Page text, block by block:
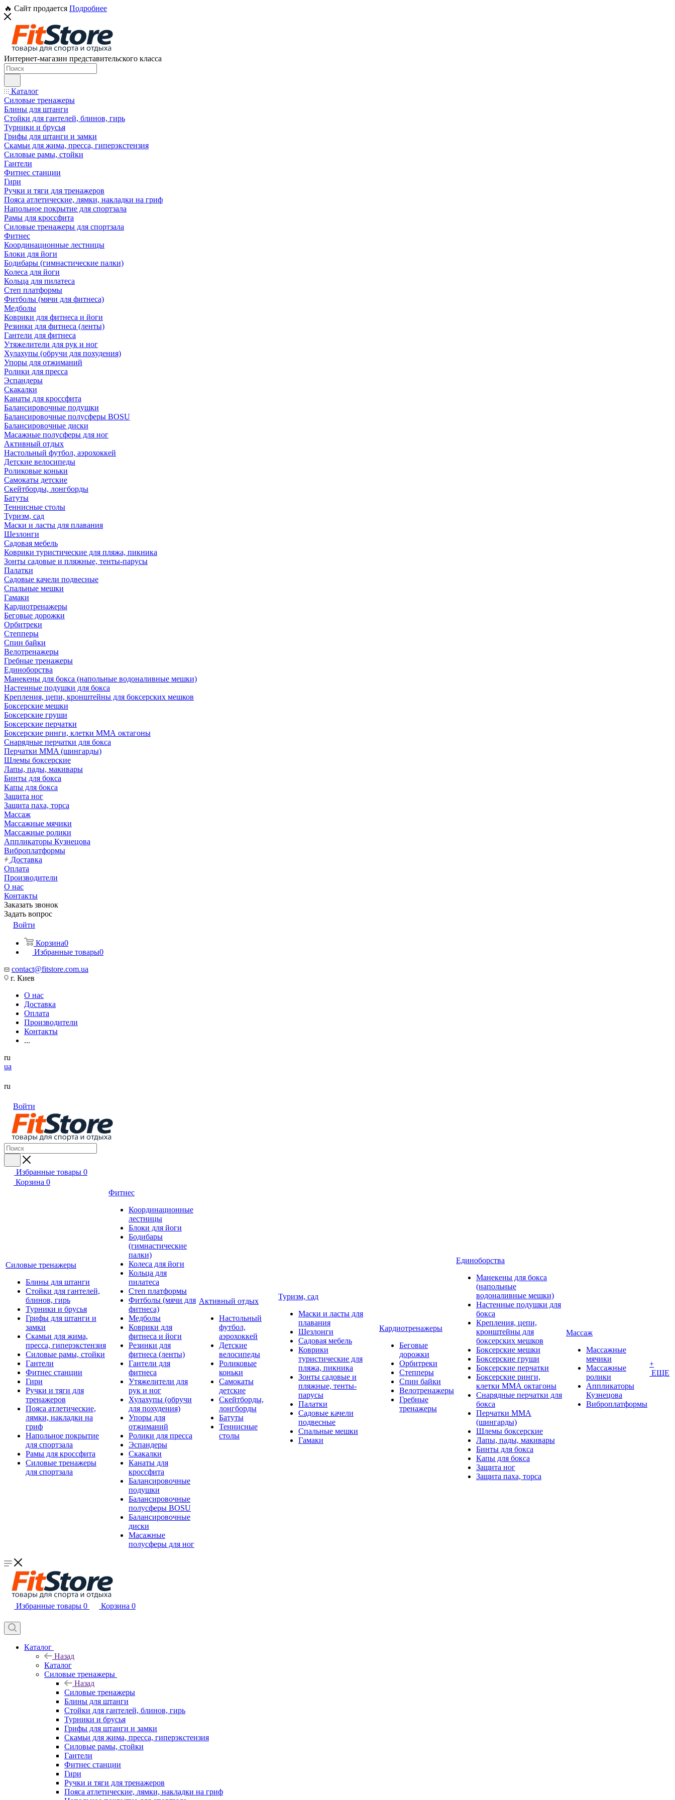
🔥 Сайт продается Подробнее
Интернет-магазин представительского класса
Каталог
Силовые тренажеры
Блины для штанги
Стойки для гантелей, блинов, гирь
Турники и брусья
Грифы для штанги и замки
Скамьи для жима, пресса, гиперэкстензия
Силовые рамы, стойки
Гантели
Фитнес станции
Гири
Ручки и тяги для тренажеров
Пояса атлетические, лямки, накладки на гриф
Напольное покрытие для спортзала
Рамы для кроссфита
Силовые тренажеры для спортзала
Фитнес
Координационные лестницы
Блоки для йоги
Бодибары (гимнастические палки)
Колеса для йоги
Кольца для пилатеса
Степ платформы
Фитболы (мячи для фитнеса)
Медболы
Коврики для фитнеса и йоги
Резинки для фитнеса (ленты)
Гантели для фитнеса
Утяжелители для рук и ног
Хулахупы (обручи для похудения)
Упоры для отжиманий
Ролики для пресса
Эспандеры
Скакалки
Канаты для кроссфита
Балансировочные подушки
Балансировочные полусферы BOSU
Балансировочные диски
Масажные полусферы для ног
Активный отдых
Настольный футбол, аэрохоккей
Детские велосипеды
Роликовые коньки
Самокаты детские
Скейтборды, лонгборды
Батуты
Теннисные столы
Туризм, сад
Маски и ласты для плавания
Шезлонги
Садовая мебель
Коврики туристические для пляжа, пикника
Зонты садовые и пляжные, тенты-парусы
Палатки
Садовые качели подвесные
Спальные мешки
Гамаки
Кардиотренажеры
Беговые дорожки
Орбитреки
Степперы
Спин байки
Велотренажеры
Гребные тренажеры
Единоборства
Манекены для бокса (напольные водоналивные мешки)
Настенные подушки для бокса
Крепления, цепи, кронштейны для боксерских мешков
Боксерские мешки
Боксерские груши
Боксерские перчатки
Боксерские ринги, клетки ММА октагоны
Снарядные перчатки для бокса
Перчатки MMA (шингарды)
Шлемы боксерские
Лапы, пады, макивары
Бинты для бокса
Капы для бокса
Защита ног
Защита паха, торса
Массаж
Массажные мячики
Массажные ролики
Аппликаторы Кузнецова
Виброплатформы
Доставка
Оплата
Производители
О нас
Контакты
Заказать звонок
Задать вопрос
Войти
Корзина0
Избранные товары0
contact@fitstore.com.ua
г. Киев
О нас
Доставка
Оплата
Производители
Контакты
...
ru
ua
ru
Войти
Избранные товары 0
Корзина 0
Силовые тренажеры
Блины для штанги
Стойки для гантелей,
блинов, гирь
Турники и брусья
Грифы для штанги и
замки
Скамьи для жима,
пресса, гиперэкстензия
Силовые рамы, стойки
Гантели
Фитнес станции
Гири
Ручки и тяги для
тренажеров
Пояса атлетические,
лямки, накладки на
гриф
Напольное покрытие
для спортзала
Рамы для кроссфита
Силовые тренажеры
для спортзала
Фитнес
Координационные
лестницы
Блоки для йоги
Бодибары
(гимнастические
палки)
Колеса для йоги
Кольца для
пилатеса
Степ платформы
Фитболы (мячи для
фитнеса)
Медболы
Коврики для
фитнеса и йоги
Резинки для
фитнеса (ленты)
Гантели для
фитнеса
Утяжелители для
рук и ног
Хулахупы (обручи
для похудения)
Упоры для
отжиманий
Ролики для пресса
Эспандеры
Скакалки
Канаты для
кроссфита
Балансировочные
подушки
Балансировочные
полусферы BOSU
Балансировочные
диски
Масажные
полусферы для ног
Активный отдых
Настольный
футбол,
аэрохоккей
Детские
велосипеды
Роликовые
коньки
Самокаты
детские
Скейтборды,
лонгборды
Батуты
Теннисные
столы
Туризм, сад
Маски и ласты для
плавания
Шезлонги
Садовая мебель
Коврики
туристические для
пляжа, пикника
Зонты садовые и
пляжные, тенты-
парусы
Палатки
Садовые качели
подвесные
Спальные мешки
Гамаки
Кардиотренажеры
Беговые
дорожки
Орбитреки
Степперы
Спин байки
Велотренажеры
Гребные
тренажеры
Единоборства
Манекены для бокса
(напольные
водоналивные мешки)
Настенные подушки для
бокса
Крепления, цепи,
кронштейны для
боксерских мешков
Боксерские мешки
Боксерские груши
Боксерские перчатки
Боксерские ринги,
клетки ММА октагоны
Снарядные перчатки для
бокса
Перчатки MMA
(шингарды)
Шлемы боксерские
Лапы, пады, макивары
Бинты для бокса
Капы для бокса
Защита ног
Защита паха, торса
Массаж
Массажные
мячики
Массажные
ролики
Аппликаторы
Кузнецова
Виброплатформы
+
ЕЩЕ
Избранные товары 0 Корзина 0
Каталог
Назад
Каталог
Силовые тренажеры
Назад
Силовые тренажеры
Блины для штанги
Стойки для гантелей, блинов, гирь
Турники и брусья
Грифы для штанги и замки
Скамьи для жима, пресса, гиперэкстензия
Силовые рамы, стойки
Гантели
Фитнес станции
Гири
Ручки и тяги для тренажеров
Пояса атлетические, лямки, накладки на гриф